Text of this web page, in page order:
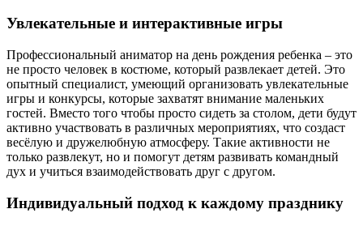
Увлекательные и интерактивные игры
Профессиональный аниматор на день рождения ребенка – это
не просто человек в костюме, который развлекает детей. Это
опытный специалист, умеющий организовать увлекательные
игры и конкурсы, которые захватят внимание маленьких
гостей. Вместо того чтобы просто сидеть за столом, дети будут
активно участвовать в различных мероприятиях, что создаст
весёлую и дружелюбную атмосферу. Такие активности не
только развлекут, но и помогут детям развивать командный
дух и учиться взаимодействовать друг с другом.
Индивидуальный подход к каждому празднику